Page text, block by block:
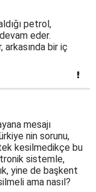
petrol,
eder.
bir iç
mesajı
nin sorunu,
kesilmedikçe bu
sistemle,
yine de başkent
ama nasıl?